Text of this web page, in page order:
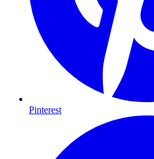
Pinterest